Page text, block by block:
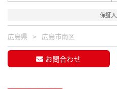
保証
広島県 広島市南区
お問合わせ